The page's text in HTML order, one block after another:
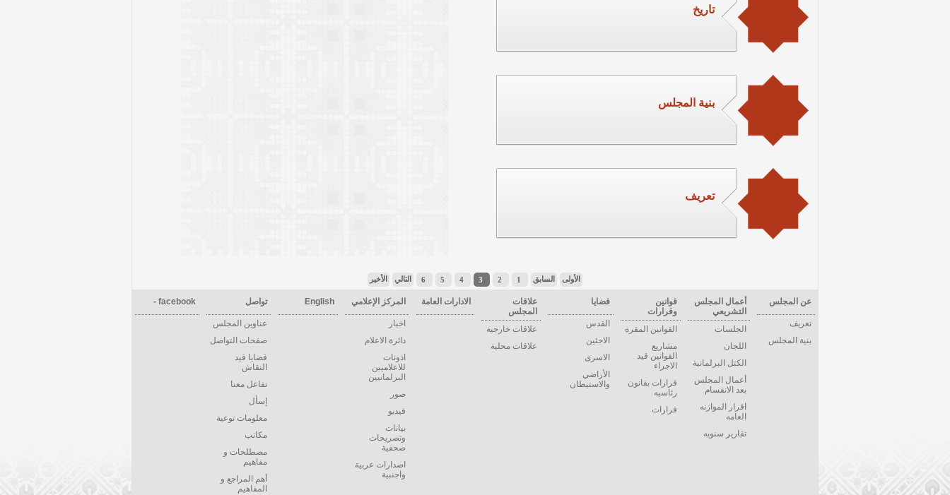
تاريخ
بنية المجلس
تعريف
الأولى السابق 1
2
3
4
5
6 التالي الأخير
عن المجلس
تعريف
بنية المجلس
أعمال المجلس
التشريعي
الجلسات
اللجان
الكتل البرلمانية
أعمال المجلس
بعد الانقسام
اقرار الموازنه
العامه
تقارير سنويه
قوانين
وقرارات
القوانين المقرة
مشاريع
القوانين قيد
الاجراء
قرارات بقانون
رئاسيه
قرارات
قضايا
القدس
الاجئين
الاسرى
الأراضي
والاستيطان
علاقات
المجلس
علاقات خارجية
علاقات محلية
الادارات العامة المركز الإعلامي
اخبار
دائرة الاعلام
اذونات
للاعلاميين
البرلمانيين
صور
فيديو
بيانات
وتصريحات
صحفية
اصدارات عربية
واجنبية
English تواصل
عناوين المجلس
صفحات التواصل
قضايا قيد
النقاش
تفاعل معنا
إسأل
معلومات توعية
مكاتب
مصطلحات و
مفاهيم
أهم المراجع و
المفاهيم
facebook -